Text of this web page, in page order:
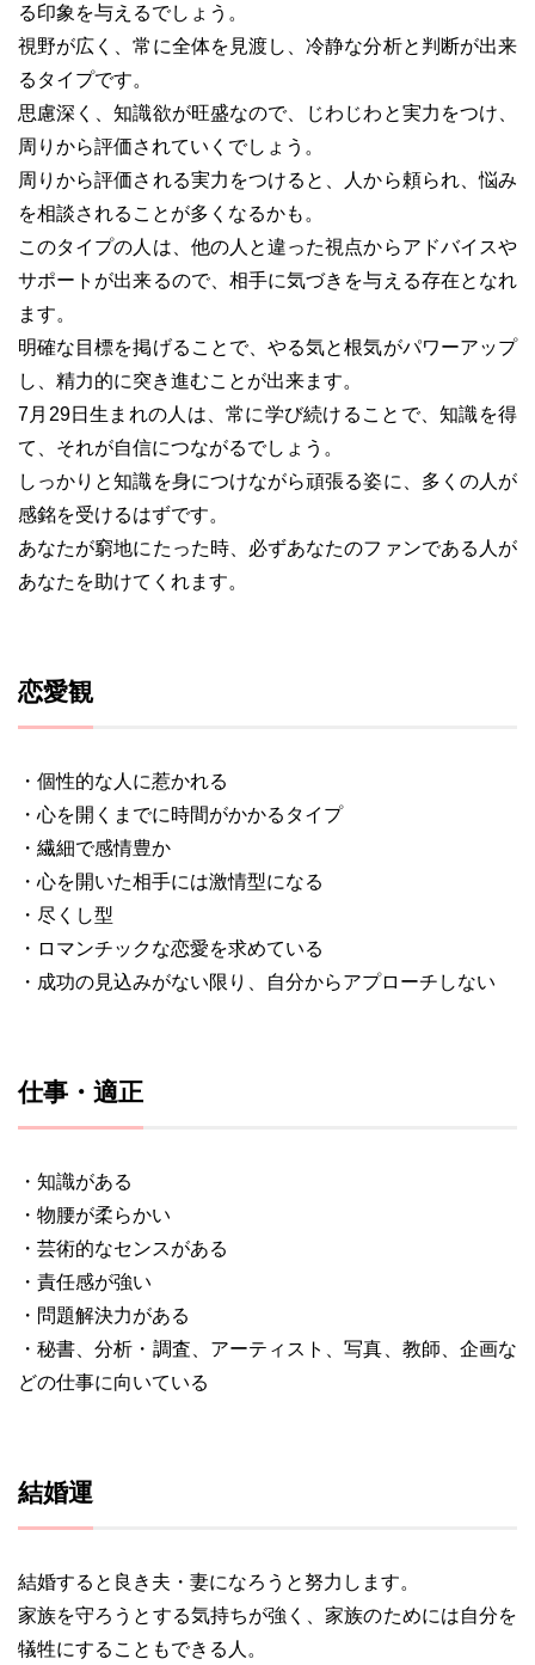
る印象を与えるでしょう。
視野が広く、常に全体を見渡し、冷静な分析と判断が出来
るタイプです。
思慮深く、知識欲が旺盛なので、じわじわと実力をつけ、
周りから評価されていくでしょう。
周りから評価される実力をつけると、人から頼られ、悩み
を相談されることが多くなるかも。
このタイプの人は、他の人と違った視点からアドバイスや
サポートが出来るので、相手に気づきを与える存在となれ
ます。
明確な目標を掲げることで、やる気と根気がパワーアップ
し、精力的に突き進むことが出来ます。
7月29日生まれの人は、常に学び続けることで、知識を得
て、それが自信につながるでしょう。
しっかりと知識を身につけながら頑張る姿に、多くの人が
感銘を受けるはずです。
あなたが窮地にたった時、必ずあなたのファンである人が
あなたを助けてくれます。
恋愛観
・個性的な人に惹かれる
・心を開くまでに時間がかかるタイプ
・繊細で感情豊か
・心を開いた相手には激情型になる
・尽くし型
・ロマンチックな恋愛を求めている
・成功の見込みがない限り、自分からアプローチしない
仕事・適正
・知識がある
・物腰が柔らかい
・芸術的なセンスがある
・責任感が強い
・問題解決力がある
・秘書、分析・調査、アーティスト、写真、教師、企画な
どの仕事に向いている
結婚運
結婚すると良き夫・妻になろうと努力します。
家族を守ろうとする気持ちが強く、家族のためには自分を
犠牲にすることもできる人。